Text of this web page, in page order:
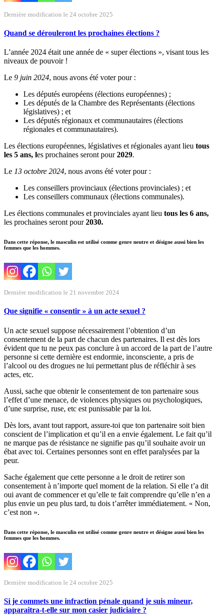
Dernière modification le 24 octobre 2025
Quand se dérouleront les prochaines élections ?
L’année 2024 était une année de « super élections », visant tous les
niveaux de pouvoir !
Le 9 juin 2024, nous avons été voter pour :
Les députés européens (élections européennes) ;
Les députés de la Chambre des Représentants (élections
législatives) ; et
Les députés régionaux et communautaires (élections
régionales et communautaires).
Les élections européennes, législatives et régionales ayant lieu tous
les 5 ans, les prochaines seront pour2029.
Le 13 octobre 2024, nous avons été voter pour :
Les conseillers provinciaux (élections provinciales) ; et
Les conseillers communaux (élections communales).
Les élections communales et provinciales ayant lieu tous les 6 ans,
les prochaines seront pour2030.
Dans cette réponse, le masculin est utilisé comme genre neutre et désigne aussi bien les
femmes que les hommes.
Dernière modification le 21 novembre 2024
Que signifie « consentir » à un acte sexuel ?
Un acte sexuel suppose nécessairement l’obtention d’un
consentement de la part de chacun des partenaires. Il est dès lors
évident que tu ne peux pas conclure à un accord de la part de l’autre
personne si cette dernière est endormie, inconsciente, a pris de
l’alcool ou des drogues ne lui permettant plus de réfléchir à ses
actes, etc.
Aussi, sache que obtenir le consentement de ton partenaire sous
l’effet d’une menace, de violences physiques ou psychologiques,
d’une surprise, ruse, etc est punissable par la loi.
Dès lors, avant tout rapport, assure-toi que ton partenaire soit bien
conscient de l’implication et qu’il en a envie également. Le fait qu’il
ne marque pas de résistance ne signifie pas qu’il souhaite avoir un
ébat avec toi. Certaines personnes sont en effet paralysées par la
peur.
Sache également que cette personne a le droit de retirer son
consentement à n’importe quel moment de la relation. Si elle t’a dit
oui avant de commencer et qu’elle te fait comprendre qu’elle n’en a
plus envie un peu plus tard, tu dois t’arrêter immédiatement. « Non,
c’est non ».
Dans cette réponse, le masculin est utilisé comme genre neutre et désigne aussi bien les
femmes que les hommes.
Dernière modification le 24 octobre 2025
Si je commets une infraction pénale quand je suis mineur,
apparaitra-t-elle sur mon casier judiciaire ?